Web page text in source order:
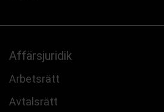
Affärsjuridik
Arbetsrätt
Avtalsrätt